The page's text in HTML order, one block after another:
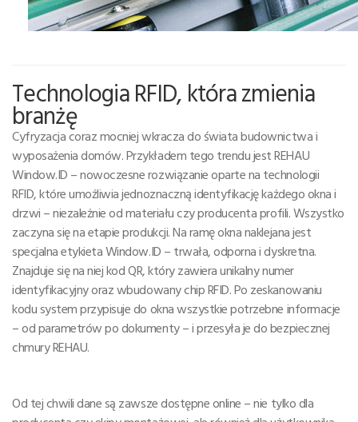
Technologia RFID, która zmienia
branżę
Cyfryzacja coraz mocniej wkracza do świata budownictwa i
wyposażenia domów. Przykładem tego trendu jest REHAU
Window.ID – nowoczesne rozwiązanie oparte na technologii
RFID, które umożliwia jednoznaczną identyfikację każdego okna i
drzwi – niezależnie od materiału czy producenta profili. Wszystko
zaczyna się na etapie produkcji. Na ramę okna naklejana jest
specjalna etykieta Window.ID – trwała, odporna i dyskretna.
Znajduje się na niej kod QR, który zawiera unikalny numer
identyfikacyjny oraz wbudowany chip RFID. Po zeskanowaniu
kodu system przypisuje do okna wszystkie potrzebne informacje
– od parametrów po dokumenty – i przesyła je do bezpiecznej
chmury REHAU.
Od tej chwili dane są zawsze dostępne online – nie tylko dla